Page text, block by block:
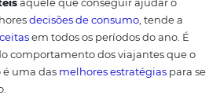
um